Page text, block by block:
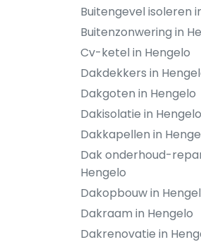
Buitengevel isoleren
Buitenzonwering in
Cv-ketel in Hengelo
Dakdekkers in
Dakgoten in Hengelo
Dakisolatie in Hengelo
Dakkapellen in
Dak onderhoud-
Hengelo
Dakopbouw in
Dakraam in Hengelo
Dakrenovatie in